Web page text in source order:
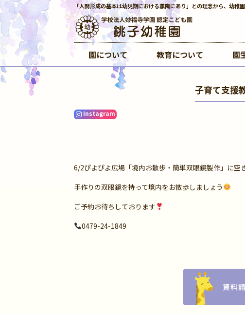
「人間形成の基本は幼児期における薫陶にあり」との理念から、幼
園について 教育について 園
子育て支援
Instagram
6/2ぴよぴよ広場「境内お散歩・簡単双眼鏡製作」に空
手作りの双眼鏡を持って境内をお散歩しましょう
ご予約お待ちしております
0479-24-1849